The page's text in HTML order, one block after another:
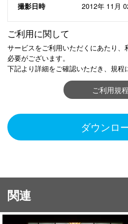
撮影日時
2012年 11月
ご利用に関して
サービスをご利用いただくにあたり、
必要がございます。
下記より詳細をご確認いただき、規程
ご利用規程
ダウンロ
関連